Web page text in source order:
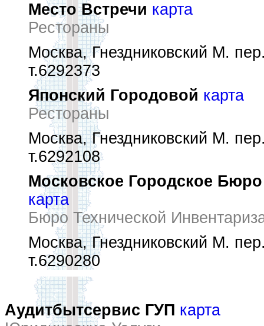
Место Встречи карта
Рестораны
Москва, Гнездниковский М.
т.6292373
Японский Городовой карта
Рестораны
Москва, Гнездниковский М.
т.6292108
Московское Городское
карта
Бюро Технической
Москва, Гнездниковский М.
т.6290280
Аудитбытсервис ГУП карта